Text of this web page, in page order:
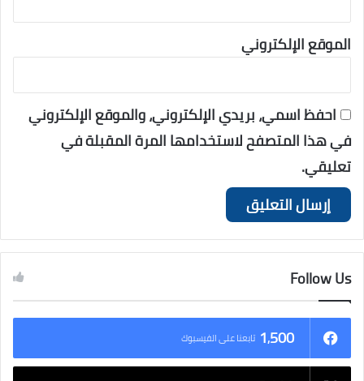
الموقع الإلكتروني
احفظ اسمي، بريدي الإلكتروني، والموقع الإلكتروني
في هذا المتصفح لاستخدامها المرة المقبلة في
تعليقي.
Follow Us
1٬500 تابعنا على الفيسبوك